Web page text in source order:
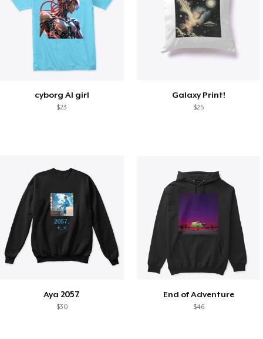
cyborg AI girl
$23
Galaxy Print!
$25
Aya 2057.
$30
End of Adventure
$46